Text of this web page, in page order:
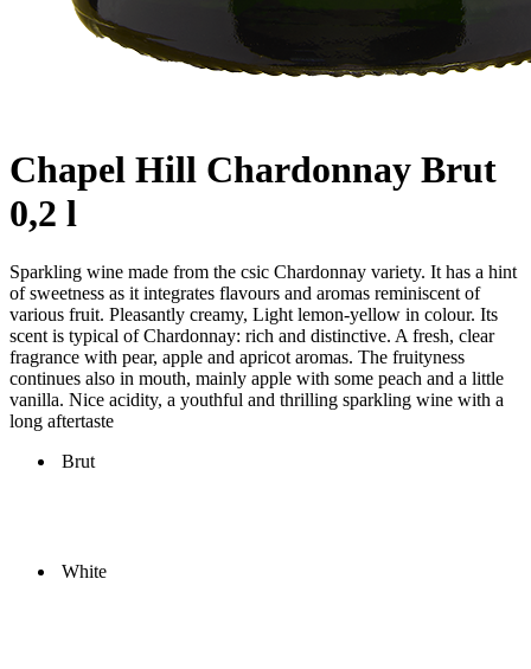
Chapel Hill Chardonnay Brut
0,2 l
Sparkling wine made from the csic Chardonnay variety. It has a hint
of sweetness as it integrates flavours and aromas reminiscent of
various fruit. Pleasantly creamy, Light lemon-yellow in colour. Its
scent is typical of Chardonnay: rich and distinctive. A fresh, clear
fragrance with pear, apple and apricot aromas. The fruityness
continues also in mouth, mainly apple with some peach and a little
vanilla. Nice acidity, a youthful and thrilling sparkling wine with a
long aftertaste
Brut
White